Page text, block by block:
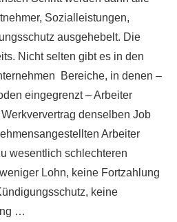
Sozialleistungen,
ausgehebelt. Die
Nicht selten gibt es in den
Bereiche, in denen –
eingegrenzt – Arbeiter
denselben Job
Arbeiter
wesentlich schlechteren
Lohn, keine Fortzahlung
keine
…